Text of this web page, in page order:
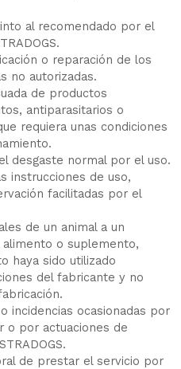
al recomendado por el
o reparación de los
no autorizadas.
de productos
antiparasitarios o
requiera unas condiciones
desgaste normal por el uso.
instrucciones de uso,
facilitadas por el
de un animal a un
o suplemento,
haya sido utilizado
del fabricante y no
incidencias ocasionadas por
o por actuaciones de
de prestar el servicio por